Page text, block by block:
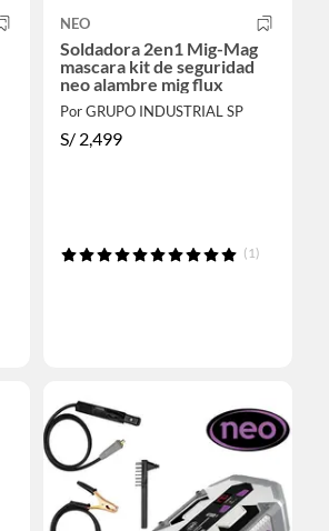
NEO
Soldadora 2en1 Mig-Mag
mascara kit de seguridad
neo alambre mig flux
Por GRUPO INDUSTRIAL SP
S/ 2,499
(1)